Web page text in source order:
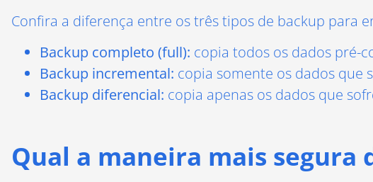
Confira a diferença entre os três tipos de backup para
Backup completo (full): copia todos os dados pré-
Backup incremental: copia somente os dados que
Backup diferencial: copia apenas os dados que
Qual a maneira mais segura